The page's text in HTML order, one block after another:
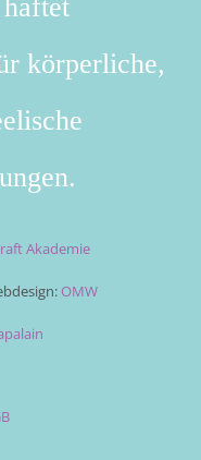
körperliche,
Akademie
OMW